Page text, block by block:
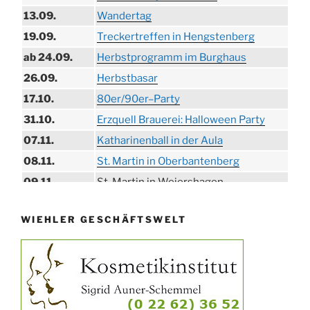
13.09.
Wandertag
19.09.
Treckertreffen in Hengstenberg
ab 24.09.
Herbstprogramm im Burghaus
26.09.
Herbstbasar
17.10.
80er/90er–Party
31.10.
Erzquell Brauerei: Halloween Party
07.11.
Katharinenball in der Aula
08.11.
St. Martin in Oberbantenberg
09.11.
St. Martin in Weiershagen
11.11.
„DÜX“ im Burghaus
14.11.
Proklamation der Tollitäten
15.11.
Konzert Bielsteiner Männerchor
15.11.
Volkstrauertag am Ehrenmal
Anknipsfest an der Oberbantenberger
WIEHLER GESCHÄFTSWELT